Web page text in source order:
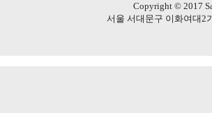
Copyright © 2017
서울 서대문구 이화여대2